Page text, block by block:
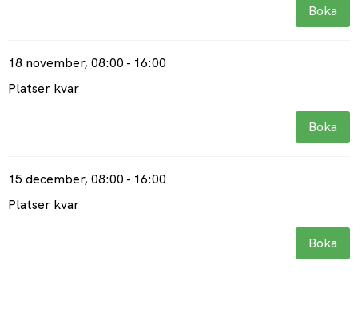
Boka
18 november, 08:00 - 16:00
Platser kvar
Boka
15 december, 08:00 - 16:00
Platser kvar
Boka